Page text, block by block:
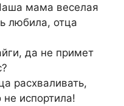
мама веселая
любила, отца
да не примет
расхваливать,
не испортила!